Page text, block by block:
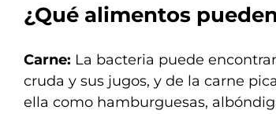
¿Qué alimentos
Carne: La bacteria puede
cruda y sus jugos, y de la carne
ella como hamburguesas,